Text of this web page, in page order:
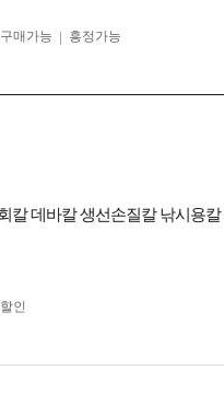
매가능 흥정가능
칼 데바칼 생선손질칼 낚시용칼
인